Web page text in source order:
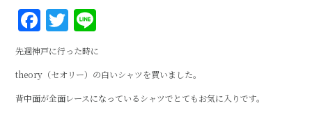
F
a
c
e
b
T
w
it
te
r
n
e
先週神戸に行った時に
theory（セオリー）の白いシャツを買いました。
背中面が全面レースになっているシャツでとてもお気に入りです。